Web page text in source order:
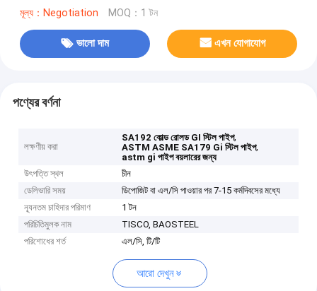
মূল্য：Negotiation MOQ：1 টন
ভালো দাম এখন যোগাযোগ
পণ্যের বর্ণনা
লক্ষণীয় করা
SA192 কোল্ড রোলড GI স্টিল পাইপ,
ASTM ASME SA179 Gi স্টিল পাইপ,
astm gi পাইপ বয়লারের জন্য
উৎপত্তি স্থল
চীন
ডেলিভারি সময়
ডিপোজিট বা এল/সি পাওয়ার পর 7-15 কর্মদিবসের মধ্যে
ন্যূনতম চাহিদার পরিমাণ
1 টন
পরিচিতিমুলক নাম
TISCO, BAOSTEEL
পরিশোধের শর্ত
এল/সি, টি/টি
আরো দেখুন